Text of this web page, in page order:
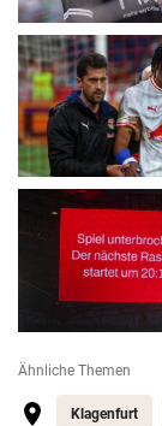
Ähnliche Themen
Klagenfurt